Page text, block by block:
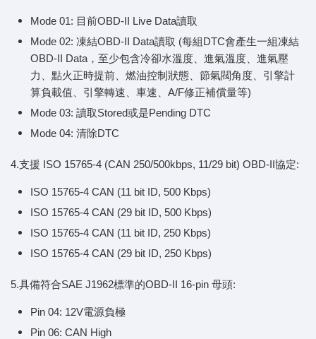
Mode 01: 目前OBD-II Live Data讀取
Mode 02: 凍結OBD-II Data讀取 (每組DTC會產生一組凍結
OBD-II Data，至少包含冷卻水溫度、進氣溫度、進氣壓
力、點火正時提前、燃油控制狀態、節氣閥角度、引擎計
算負載值、引擎轉速、車速、A/F修正補償量等)
Mode 03: 讀取Stored或是Pending DTC
Mode 04: 清除DTC
4.支援 ISO 15765-4 (CAN 250/500kbps, 11/29 bit) OBD-II協定:
ISO 15765-4 CAN (11 bit ID, 500 Kbps)
ISO 15765-4 CAN (29 bit ID, 500 Kbps)
ISO 15765-4 CAN (11 bit ID, 250 Kbps)
ISO 15765-4 CAN (29 bit ID, 250 Kbps)
5.具備符合SAE J1962標準的OBD-II 16-pin 母頭:
Pin 04: 12V電源負極
Pin 06: CAN High